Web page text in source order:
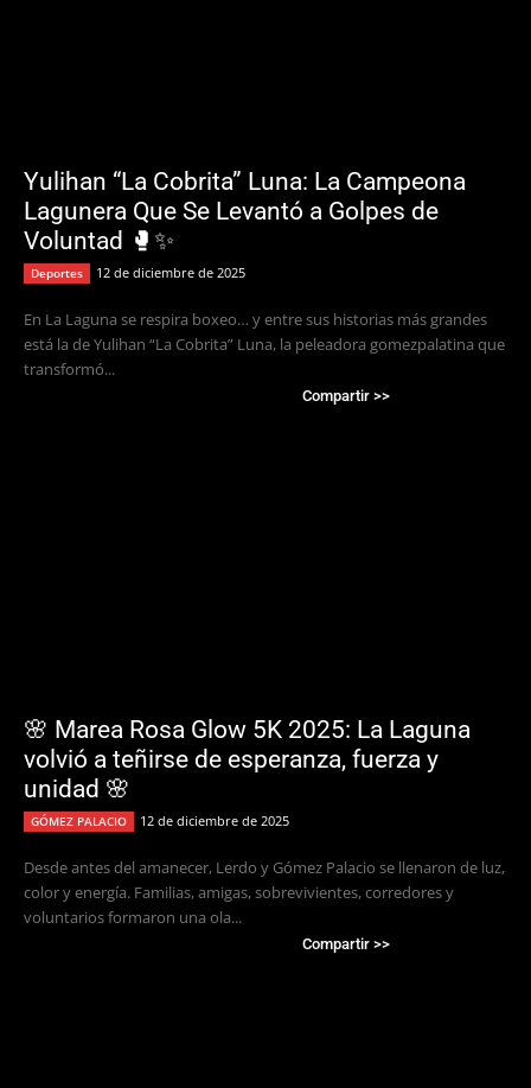
Yulihan “La Cobrita” Luna: La Campeona
Lagunera Que Se Levantó a Golpes de
Voluntad 🥊✨
Deportes 12 de diciembre de 2025
En La Laguna se respira boxeo… y entre sus historias más grandes
está la de Yulihan “La Cobrita” Luna, la peleadora gomezpalatina que
transformó...
Compartir >>
🌸 Marea Rosa Glow 5K 2025: La Laguna
volvió a teñirse de esperanza, fuerza y
unidad 🌸
GÓMEZ PALACIO 12 de diciembre de 2025
Desde antes del amanecer, Lerdo y Gómez Palacio se llenaron de luz,
color y energía. Familias, amigas, sobrevivientes, corredores y
voluntarios formaron una ola...
Compartir >>